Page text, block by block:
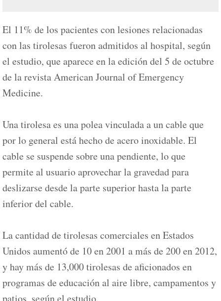
El 11% de los pacientes con lesiones relacionadas
con las tirolesas fueron admitidos al hospital, según
el estudio, que aparece en la edición del 5 de octubre
de la revista American Journal of Emergency
Medicine.
Una tirolesa es una polea vinculada a un cable que
por lo general está hecho de acero inoxidable. El
cable se suspende sobre una pendiente, lo que
permite al usuario aprovechar la gravedad para
deslizarse desde la parte superior hasta la parte
inferior del cable.
La cantidad de tirolesas comerciales en Estados
Unidos aumentó de 10 en 2001 a más de 200 en 2012,
y hay más de 13,000 tirolesas de aficionados en
programas de educación al aire libre, campamentos y
patios, según el estudio.